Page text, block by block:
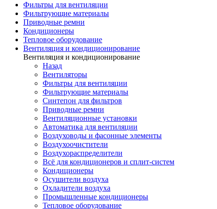
Фильтры для вентиляции
Фильтрующие материалы
Приводные ремни
Кондиционеры
Тепловое оборудование
Вентиляция и кондиционирование
Вентиляция и кондиционирование
Назад
Вентиляторы
Фильтры для вентиляции
Фильтрующие материалы
Синтепон для фильтров
Приводные ремни
Вентиляционные установки
Автоматика для вентиляции
Воздуховоды и фасонные элементы
Воздухоочистители
Воздухораспределители
Всё для кондиционеров и сплит-систем
Кондиционеры
Осушители воздуха
Охладители воздуха
Промышленные кондиционеры
Тепловое оборудование